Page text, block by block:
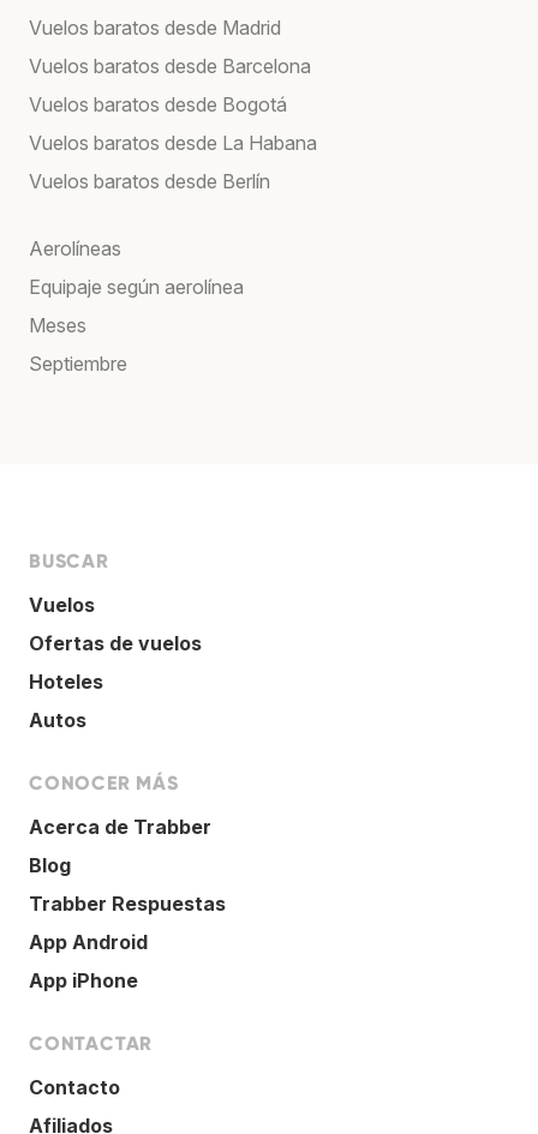
Vuelos baratos desde Madrid
Vuelos baratos desde Barcelona
Vuelos baratos desde Bogotá
Vuelos baratos desde La Habana
Vuelos baratos desde Berlín
Aerolíneas
Equipaje según aerolínea
Meses
Septiembre
BUSCAR
Vuelos
Ofertas de vuelos
Hoteles
Autos
CONOCER MÁS
Acerca de Trabber
Blog
Trabber Respuestas
App Android
App iPhone
CONTACTAR
Contacto
Afiliados